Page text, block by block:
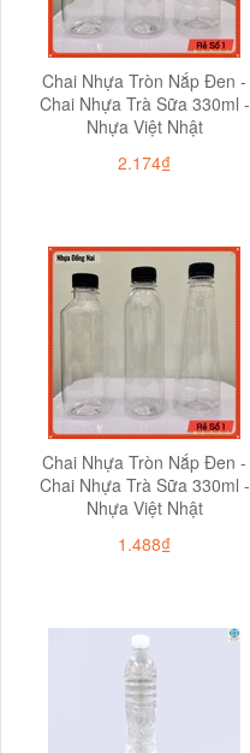
Chai Nhựa Tròn Nắp Đen -
Chai Nhựa Trà Sữa 330ml -
Nhựa Việt Nhật
2.174₫
Chai Nhựa Tròn Nắp Đen -
Chai Nhựa Trà Sữa 330ml -
Nhựa Việt Nhật
1.488₫